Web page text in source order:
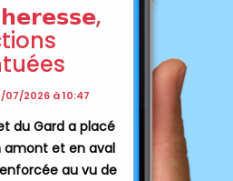
2026 à 10:47
du Gard a placé
amont et en aval
au vu de